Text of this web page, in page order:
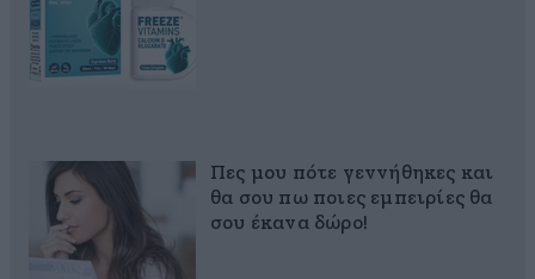
Πες μου πότε γεννήθηκες και
θα σου πω ποιες εμπειρίες θα
σου έκανα δώρο!